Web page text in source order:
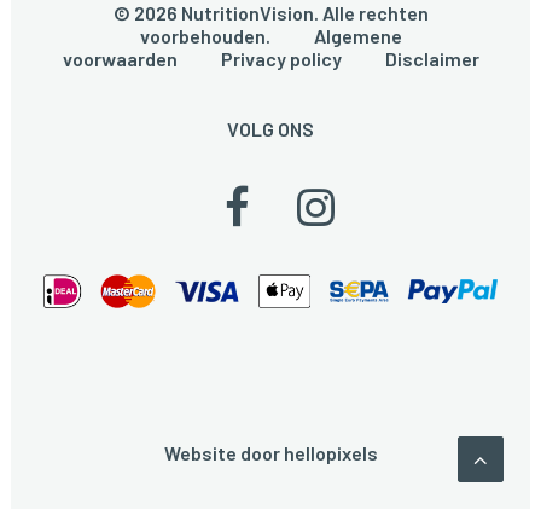
© 2026 NutritionVision. Alle rechten
voorbehouden. Algemene
voorwaarden
Privacy policy Disclaimer
VOLG ONS
Website door hellopixels